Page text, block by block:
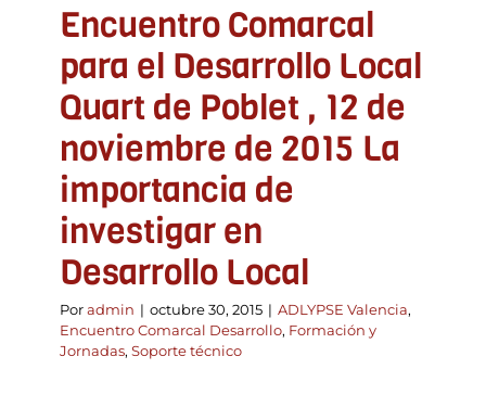
Encuentro Comarcal
para el Desarrollo Local
Quart de Poblet , 12 de
noviembre de 2015 La
importancia de
investigar en
Desarrollo Local
Poradmin | octubre 30, 2015 | ADLYPSE Valencia,
Encuentro Comarcal Desarrollo, Formación y
Jornadas, Soporte técnico